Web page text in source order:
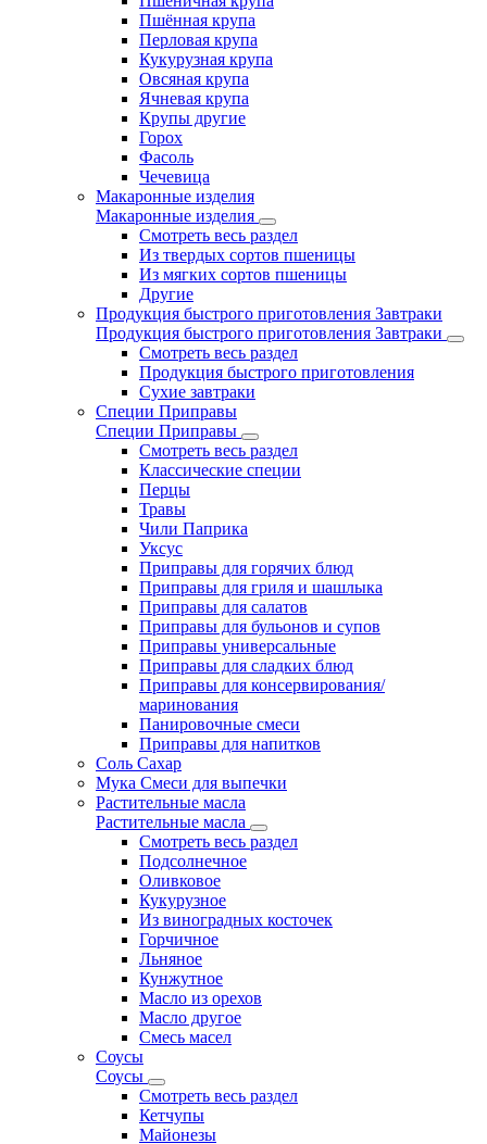
Пшённая крупа
Перловая крупа
Кукурузная крупа
Овсяная крупа
Ячневая крупа
Крупы другие
Горох
Фасоль
Чечевица
Макаронные изделия
Макаронные изделия
Смотреть весь раздел
Из твердых сортов пшеницы
Из мягких сортов пшеницы
Другие
Продукция быстрого приготовления Завтраки
Продукция быстрого приготовления Завтраки
Смотреть весь раздел
Продукция быстрого приготовления
Сухие завтраки
Специи Приправы
Специи Приправы
Смотреть весь раздел
Классические специи
Перцы
Травы
Чили Паприка
Уксус
Приправы для горячих блюд
Приправы для гриля и шашлыка
Приправы для салатов
Приправы для бульонов и супов
Приправы универсальные
Приправы для сладких блюд
Приправы для консервирования/
маринования
Панировочные смеси
Приправы для напитков
Соль Сахар
Мука Смеси для выпечки
Растительные масла
Растительные масла
Смотреть весь раздел
Подсолнечное
Оливковое
Кукурузное
Из виноградных косточек
Горчичное
Льняное
Кунжутное
Масло из орехов
Масло другое
Смесь масел
Соусы
Соусы
Смотреть весь раздел
Кетчупы
Майонезы